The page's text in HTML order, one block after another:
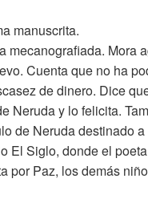
manuscrita.
mecanografiada. Mora
Cuenta que no ha
de dinero. Dice
Neruda y lo felicita.
de Neruda destinado
El Siglo, donde el
por Paz, los demás